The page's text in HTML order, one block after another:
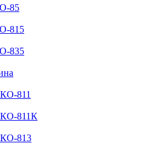
85
815
835
811
КО-811К
КО-813